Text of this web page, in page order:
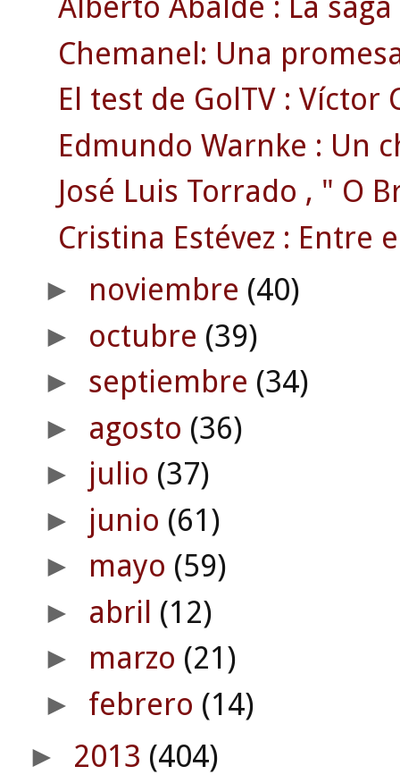
Alberto Abalde : La
Chemanel: Una
El test de GolTV : Víctor
Edmundo Warnke : Un
José Luis Torrado , " O
Cristina Estévez : Entre
► noviembre (40)
► octubre (39)
► septiembre (34)
► agosto (36)
► julio (37)
► junio (61)
► mayo (59)
► abril (12)
► marzo (21)
► febrero (14)
► 2013 (404)